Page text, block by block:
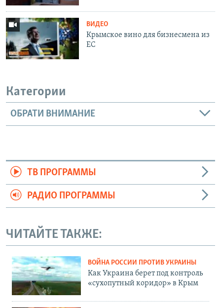
ВИДЕО
Крымское вино для бизнесмена из
ЕС
Категории
ОБРАТИ ВНИМАНИЕ
ТВ ПРОГРАММЫ
РАДИО ПРОГРАММЫ
ЧИТАЙТЕ ТАКЖЕ:
ВОЙНА РОССИИ ПРОТИВ УКРАИНЫ
Как Украина берет под контроль
«сухопутный коридор» в Крым